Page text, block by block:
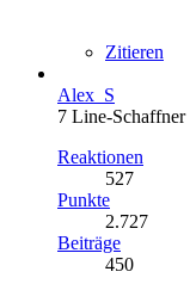
Zitieren
Alex_S
7 Line-Schaffner
Reaktionen
527
Punkte
2.727
Beiträge
450